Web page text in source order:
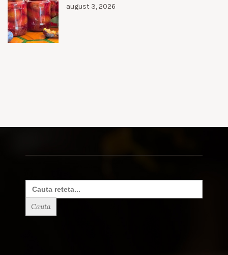
august 3, 2026
Search
for: